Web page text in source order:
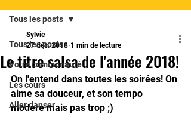
Tous les posts
Votre communauté
Les cours
Aller danser
Tous les posts
Le titre salsa de l'année 2018!
Sylvie
27 déc. 2018 1 min de lecture
On l'entend dans toutes les soirées! On
aime sa douceur, et son tempo
modéré mais pas trop ;)